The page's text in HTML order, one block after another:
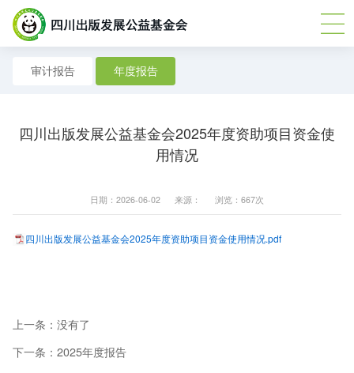
审计报告 年度报告
四川出版发展公益基金会2025年度资助项目资金使
用情况
日期：2026-06-02 来源： 浏览：667次
四川出版发展公益基金会2025年度资助项目资金使用情况.pdf
上一条： 没有了
下一条： 2025年度报告